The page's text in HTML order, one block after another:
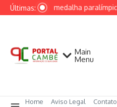
Ir para o conteúdo
Últimas:
Primeira medalha
Main
Menu
Home Aviso Legal
Contato